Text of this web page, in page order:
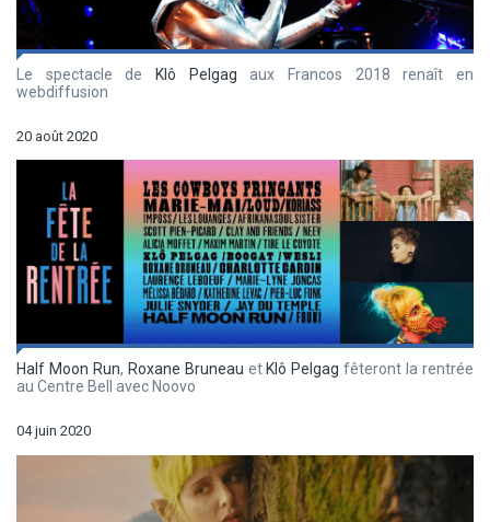
Le spectacle de Klô Pelgag aux Francos 2018 renaît en
webdiffusion
20 août 2020
Half Moon Run, Roxane Bruneau et Klô Pelgag fêteront la rentrée
au Centre Bell avec Noovo
04 juin 2020